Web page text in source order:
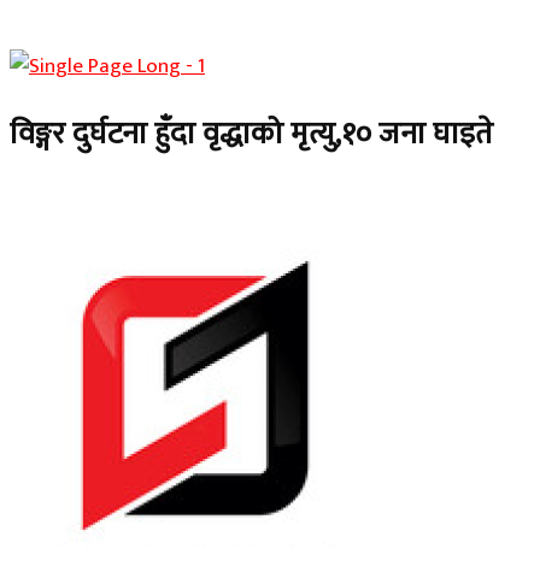
विङ्गर दुर्घटना हुँदा वृद्धाको मृत्यु,१० जना घाइते